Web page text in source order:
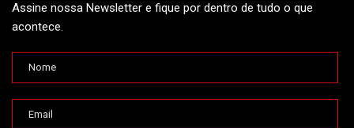
Assine nossa Newsletter e fique por dentro de tudo o que
acontece.